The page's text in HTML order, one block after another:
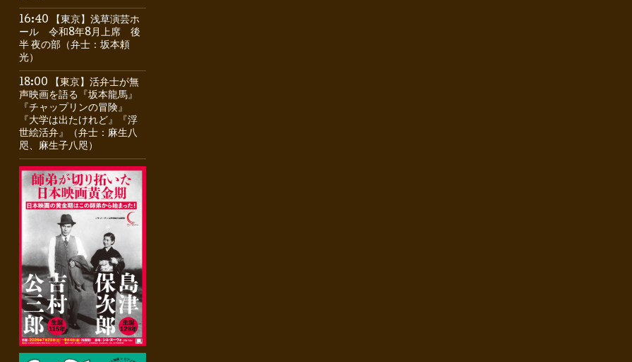
16:40 【東京】浅草演芸ホ
ール 令和8年8月上席 後
半 夜の部（弁士：坂本頼
光）
18:00 【東京】活弁士が無
声映画を語る『坂本龍馬』
『チャップリンの冒険』
『大学は出たけれど』『浮
世絵活弁』（弁士：麻生八
咫、麻生子八咫）